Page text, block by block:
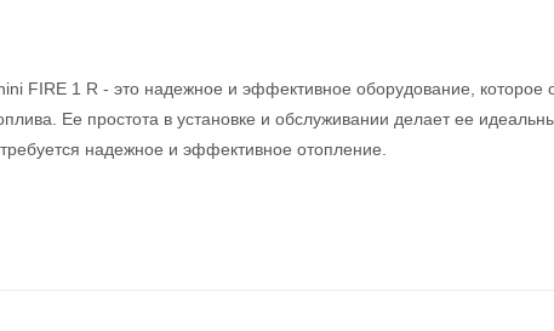
FIRE 1 R - это надежное и эффективное оборудование, которое
Ее простота в установке и обслуживании делает ее
надежное и эффективное отопление.